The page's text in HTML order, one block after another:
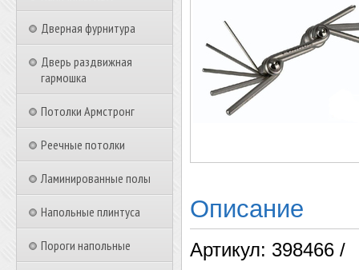
Дверная фурнитура
Дверь раздвижная
гармошка
Потолки Армстронг
Реечные потолки
Ламинированные полы
Напольные плинтуса
Пороги напольные
Описание
Артикул: 398466 /